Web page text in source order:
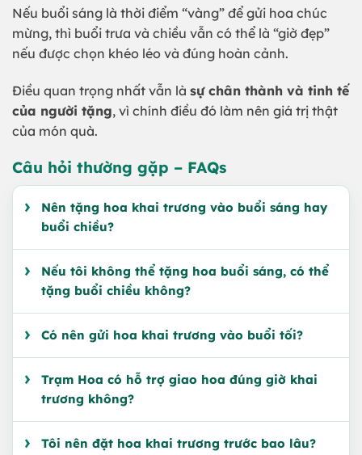
Nếu buổi sáng là thời điểm “vàng” để gửi hoa chúc
mừng, thì buổi trưa và chiều vẫn có thể là “giờ đẹp”
nếu được chọn khéo léo và đúng hoàn cảnh.
Điều quan trọng nhất vẫn là sự chân thành và tinh tế
của người tặng, vì chính điều đó làm nên giá trị thật
của món quà.
Câu hỏi thường gặp – FAQs
Nên tặng hoa khai trương vào buổi sáng hay
buổi chiều?
Nếu tôi không thể tặng hoa buổi sáng, có thể
tặng buổi chiều không?
Có nên gửi hoa khai trương vào buổi tối?
Trạm Hoa có hỗ trợ giao hoa đúng giờ khai
trương không?
Tôi nên đặt hoa khai trương trước bao lâu?